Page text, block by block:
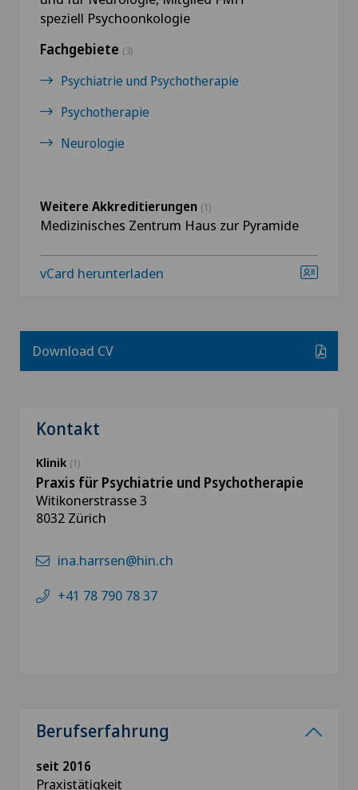
speziell Psychoonkologie
Fachgebiete (3)
Psychiatrie und Psychotherapie
Psychotherapie
Neurologie
Weitere Akkreditierungen (1)
Medizinisches Zentrum Haus zur Pyramide
vCard herunterladen
Download CV
Kontakt
Klinik (1)
Praxis für Psychiatrie und Psychotherapie
Witikonerstrasse 3
8032 Zürich
ina.harrsen@hin.ch
+41 78 790 78 37
Berufserfahrung
seit 2016
Praxistätigkeit